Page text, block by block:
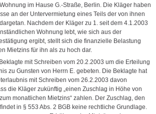
im Hause G.-Straße, Berlin. Die Kläger haben
an der Untervermietung eines Teils der von ihnen
Nachdem der Kläger zu 1. seit dem 4.1.2003
Wohnung lebt, wie sich aus der
ergibt, stellt sich die finanzielle Belastung
Mietzins für ihn als zu hoch dar.
mit Schreiben vom 20.2.2003 um die Erteilung
zu Gunsten von Herrn E. gebeten. Die Beklagte hat
mit Schreiben vom 26.2.2003 davon
die Kläger zukünftig „einen Zuschlag in Höhe von
monatlichen Mietzins“ zahlen. Der Zuschlag, den
in § 553 Abs. 2 BGB keine rechtliche Grundlage.